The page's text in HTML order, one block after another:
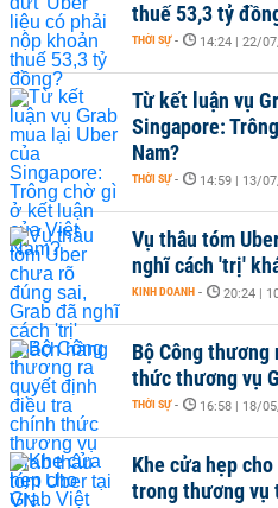
thuế 53,3 tỷ
THỜI SỰ - 14:24 | 22/
Từ kết luận vụ
Singapore:
Nam?
THỜI SỰ - 14:59 | 13/
Vụ thâu tóm
nghĩ cách 'trị'
KINH DOANH - 20:24 |
Bộ Công
thức thương vụ
THỜI SỰ - 16:58 | 18/
Khe cửa hẹp
trong thương vụ